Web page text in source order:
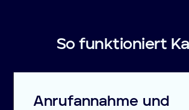
So funktioniert
Anrufannahme und